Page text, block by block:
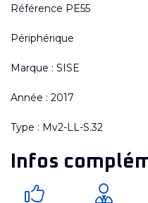
Référence PE55
Périphérique
Marque : SISE
Année : 2017
Type : Mv2-LL-S.32
Infos